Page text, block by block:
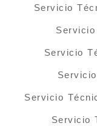
Servicio
Servicio
Servicio
Servicio